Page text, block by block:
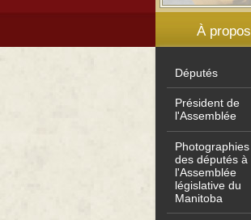
À propos
Députés
Président de
l'Assemblée
Photographies
des députés à
l'Assemblée
législative du
Manitoba